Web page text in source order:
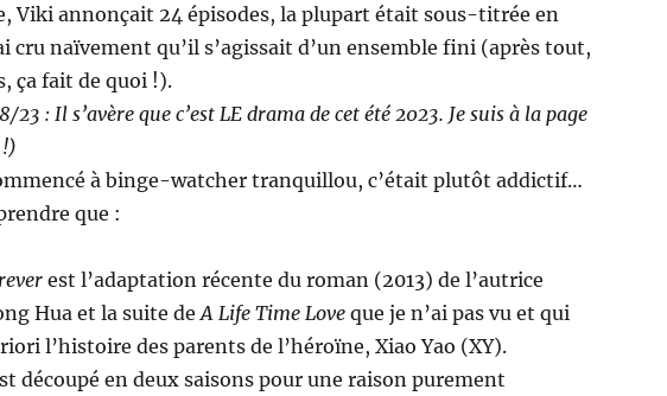
Viki annonçait 24 épisodes, la plupart était sous-titrée en
cru naïvement qu’il s’agissait d’un ensemble fini (après tout,
ça fait de quoi !).
23 : Il s’avère que c’est LE drama de cet été 2023. Je suis à la page
à binge-watcher tranquillou, c’était plutôt addictif…
que :
est l’adaptation récente du roman (2013) de l’autrice
Hua et la suite de A Life Time Loveque je n’ai pas vu et qui
l’histoire des parents de l’héroïne, Xiao Yao (XY).
découpé en deux saisons pour une raison purement